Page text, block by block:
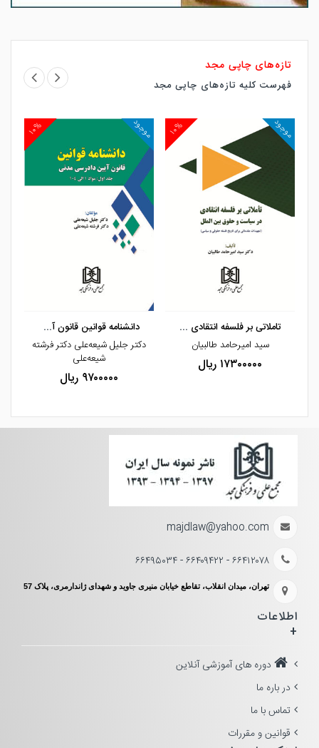
تازه‌های چاپی مجد
فهرست کلیه تازه‌های چاپی مجد
۱۰% موجود
تاملاتی بر فلسفه انتقادی در سیاست و حقوق
سید امیرحامد طالبیان
۱۷۳۰۰۰۰۰ ریال
۱۰% موجود
دانشنامه قوانین قانون آیین دادرسی مدنی ج
دکتر جلیل شیعه‌علی دکتر فرشته
شیعه‌علی
۹۷۰۰۰۰۰ ریال
majdlaw@yahoo.com
۶۶۴۱۲۰۷۸ - ۶۶۴۰۹۴۲۲ - ۶۶۴۹۵۰۳۴
تهران، میدان انقلاب، تقاطع خیابان منیری جاوید و شهدای ژاندارمری، پلاک 57
اطلاعات
+
دوره های آموزشی آنلاین
در باره ما
تماس با ما
قوانین و مقررات